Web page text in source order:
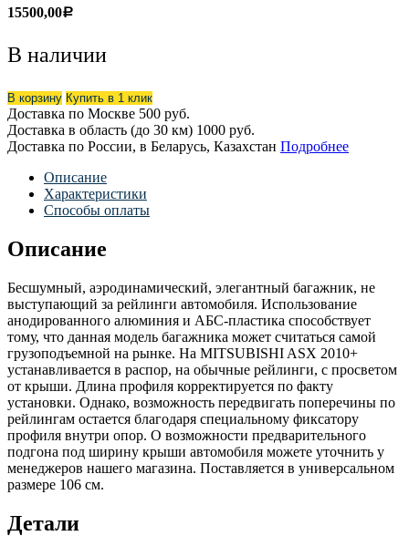
15500,00Р
В наличии
В корзину Купить в 1 клик
Доставка по Москве 500 руб.
Доставка в область (до 30 км) 1000 руб.
Доставка по России, в Беларусь, Казахстан Подробнее
Описание
Характеристики
Способы оплаты
Описание
Бесшумный, аэродинамический, элегантный багажник, не
выступающий за рейлинги автомобиля. Использование
анодированного алюминия и АБС-пластика способствует
тому, что данная модель багажника может считаться самой
грузоподъемной на рынке. На MITSUBISHI ASX 2010+
устанавливается в распор, на обычные рейлинги, с просветом
от крыши. Длина профиля корректируется по факту
установки. Однако, возможность передвигать поперечины по
рейлингам остается благодаря специальному фиксатору
профиля внутри опор. О возможности предварительного
подгона под ширину крыши автомобиля можете уточнить у
менеджеров нашего магазина. Поставляется в универсальном
размере 106 см.
Детали